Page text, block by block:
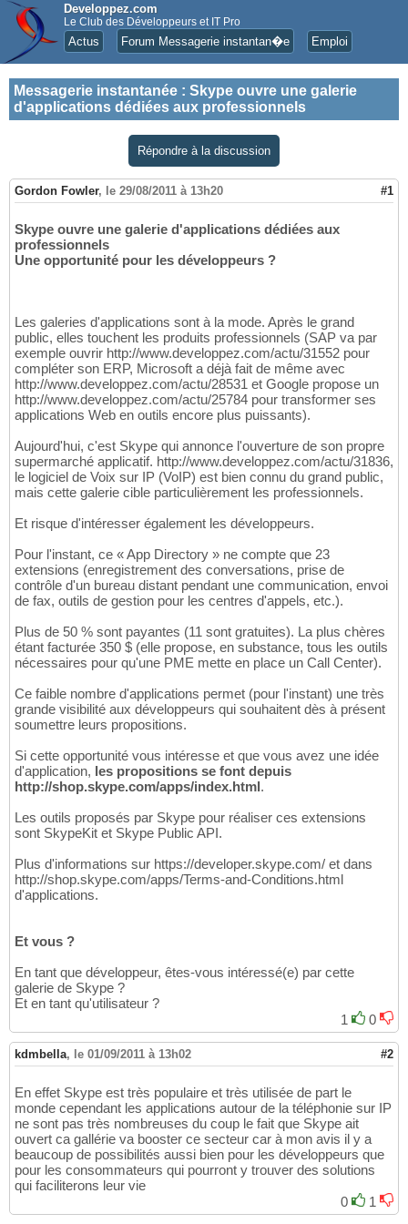
Developpez.com
Le Club des Développeurs et IT Pro
Actus Forum Messagerie instantan�e Emploi
Messagerie instantanée : Skype ouvre une galerie
d'applications dédiées aux professionnels
Répondre à la discussion
Gordon Fowler, le 29/08/2011 à 13h20 #1
Skype ouvre une galerie d'applications dédiées aux
professionnels
Une opportunité pour les développeurs ?
Les galeries d'applications sont à la mode. Après le grand
public, elles touchent les produits professionnels (SAP va par
exemple ouvrir http://www.developpez.com/actu/31552 pour
compléter son ERP, Microsoft a déjà fait de même avec
http://www.developpez.com/actu/28531 et Google propose un
http://www.developpez.com/actu/25784 pour transformer ses
applications Web en outils encore plus puissants).
Aujourd'hui, c'est Skype qui annonce l'ouverture de son propre
supermarché applicatif. http://www.developpez.com/actu/31836,
le logiciel de Voix sur IP (VoIP) est bien connu du grand public,
mais cette galerie cible particulièrement les professionnels.
Et risque d'intéresser également les développeurs.
Pour l'instant, ce « App Directory » ne compte que 23
extensions (enregistrement des conversations, prise de
contrôle d'un bureau distant pendant une communication, envoi
de fax, outils de gestion pour les centres d'appels, etc.).
Plus de 50 % sont payantes (11 sont gratuites). La plus chères
étant facturée 350 $ (elle propose, en substance, tous les outils
nécessaires pour qu'une PME mette en place un Call Center).
Ce faible nombre d'applications permet (pour l'instant) une très
grande visibilité aux développeurs qui souhaitent dès à présent
soumettre leurs propositions.
Si cette opportunité vous intéresse et que vous avez une idée
d'application, les propositions se font depuis
http://shop.skype.com/apps/index.html.
Les outils proposés par Skype pour réaliser ces extensions
sont SkypeKit et Skype Public API.
Plus d'informations sur https://developer.skype.com/ et dans
http://shop.skype.com/apps/Terms-and-Conditions.html
d'applications.
Et vous ?
En tant que développeur, êtes-vous intéressé(e) par cette
galerie de Skype ?
Et en tant qu'utilisateur ?
1
0
kdmbella, le 01/09/2011 à 13h02 #2
En effet Skype est très populaire et très utilisée de part le
monde cependant les applications autour de la téléphonie sur IP
ne sont pas très nombreuses du coup le fait que Skype ait
ouvert ca gallérie va booster ce secteur car à mon avis il y a
beaucoup de possibilités aussi bien pour les développeurs que
pour les consommateurs qui pourront y trouver des solutions
qui faciliterons leur vie
0
1